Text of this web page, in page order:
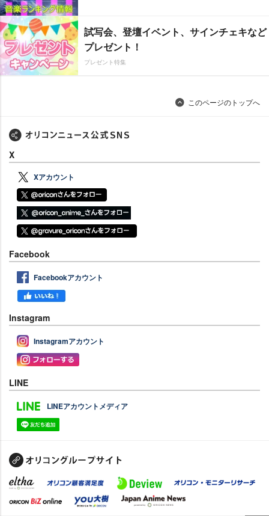
試写会、登壇イベント、サインチェキなど
プレゼント！
プレゼント特集
このページのトップへ
X
Xアカウント
Facebook
Facebookアカウント
Instagram
Instagramアカウント
LINE
LINEアカウントメディア